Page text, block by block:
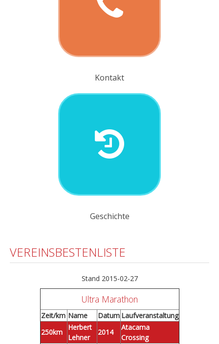
Kontakt
Geschichte
VEREINSBESTENLISTE
Stand 2015-02-27
Ultra Marathon
Zeit/km Name Datum Laufveranstaltung
250km
Herbert
Lehner
2014
Atacama
Crossing